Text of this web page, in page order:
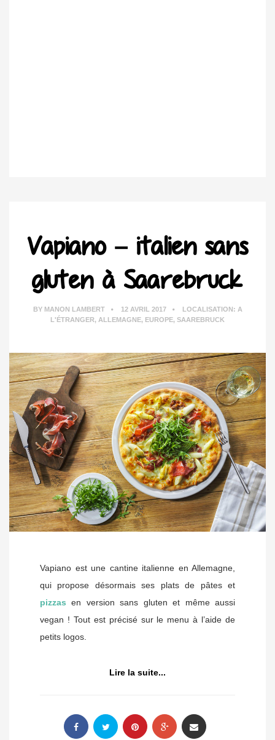
Vapiano – italien sans
gluten à Saarebruck
BY MANON LAMBERT 12 AVRIL 2017 LOCALISATION: A
L'ÉTRANGER, ALLEMAGNE, EUROPE, SAAREBRUCK
Vapiano est une cantine italienne en Allemagne,
qui propose désormais ses plats de pâtes et
pizzas en version sans gluten et même aussi
vegan ! Tout est précisé sur le menu à l’aide de
petits logos.
Lire la suite...